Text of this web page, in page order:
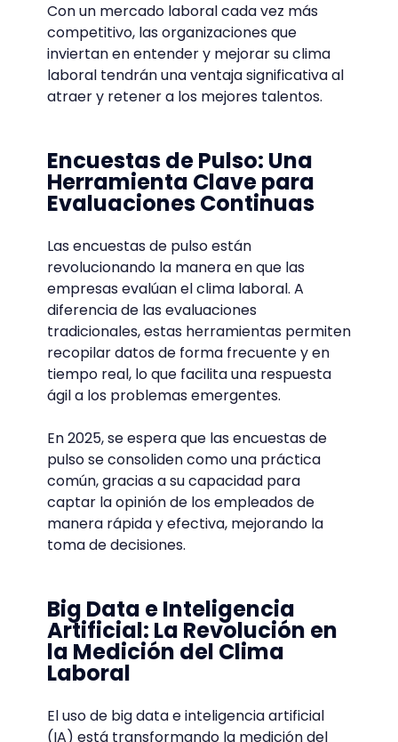
Con un mercado laboral cada vez más
competitivo, las organizaciones que
inviertan en entender y mejorar su clima
laboral tendrán una ventaja significativa al
atraer y retener a los mejores talentos.
Encuestas de Pulso: Una
Herramienta Clave para
Evaluaciones Continuas
Las encuestas de pulso están
revolucionando la manera en que las
empresas evalúan el clima laboral. A
diferencia de las evaluaciones
tradicionales, estas herramientas permiten
recopilar datos de forma frecuente y en
tiempo real, lo que facilita una respuesta
ágil a los problemas emergentes.
En 2025, se espera que las encuestas de
pulso se consoliden como una práctica
común, gracias a su capacidad para
captar la opinión de los empleados de
manera rápida y efectiva, mejorando la
toma de decisiones.
Big Data e Inteligencia
Artificial: La Revolución en
la Medición del Clima
Laboral
El uso de big data e inteligencia artificial
(IA) está transformando la medición del